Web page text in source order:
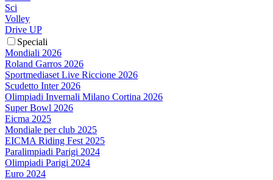
Sci
Volley
Drive UP
Speciali
Mondiali 2026
Roland Garros 2026
Sportmediaset Live Riccione 2026
Scudetto Inter 2026
Olimpiadi Invernali Milano Cortina 2026
Super Bowl 2026
Eicma 2025
Mondiale per club 2025
EICMA Riding Fest 2025
Paralimpiadi Parigi 2024
Olimpiadi Parigi 2024
Euro 2024